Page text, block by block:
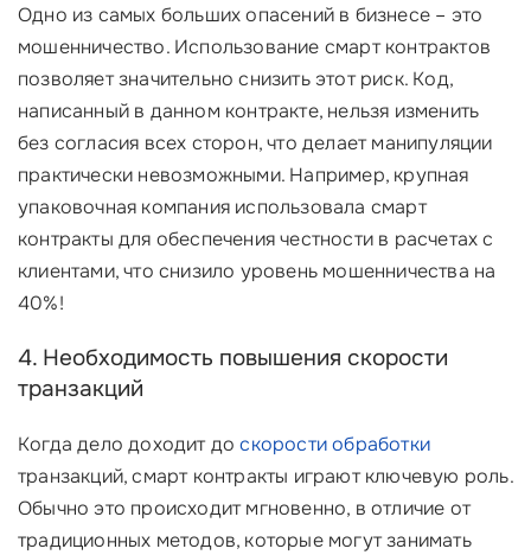
Одно из самых больших опасений в бизнесе – это
мошенничество. Использование смарт контрактов
позволяет значительно снизить этот риск. Код,
написанный в данном контракте, нельзя изменить
без согласия всех сторон, что делает манипуляции
практически невозможными. Например, крупная
упаковочная компания использовала смарт
контракты для обеспечения честности в расчетах с
клиентами, что снизило уровень мошенничества на
40%!
4. Необходимость повышения скорости
транзакций
Когда дело доходит доскорости обработки
транзакций, смарт контракты играют ключевую роль.
Обычно это происходит мгновенно, в отличие от
традиционных методов, которые могут занимать